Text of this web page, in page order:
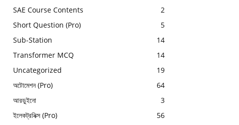
SAE Course Contents
2
Short Question (Pro)
5
Sub-Station
14
Transformer MCQ
14
Uncategorized
19
অটোমেশন (Pro)
64
আরডুইনো
3
ইলেকট্রনিক্স (Pro)
56